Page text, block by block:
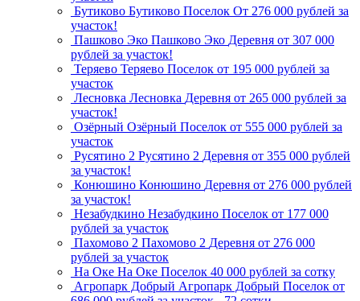
Бутиково Бутиково Поселок От 276 000 рублей за
участок!
Пашково Эко Пашково Эко Деревня от 307 000
рублей за участок!
Теряево Теряево Поселок от 195 000 рублей за
участок
Лесновка Лесновка Деревня от 265 000 рублей за
участок!
Озёрный Озёрный Поселок от 555 000 рублей за
участок
Русятино 2 Русятино 2 Деревня от 355 000 рублей
за участок!
Конюшино Конюшино Деревня от 276 000 рублей
за участок!
Незабудкино Незабудкино Поселок от 177 000
рублей за участок
Пахомово 2 Пахомово 2 Деревня от 276 000
рублей за участок
На Оке На Оке Поселок 40 000 рублей за сотку
Агропарк Добрый Агропарк Добрый Поселок от